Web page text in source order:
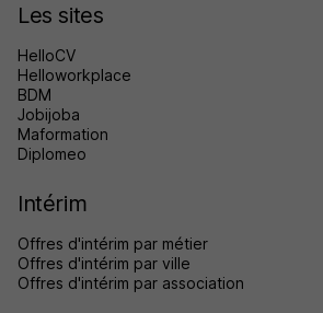
Les sites
HelloCV
Helloworkplace
BDM
Jobijoba
Maformation
Diplomeo
Intérim
Offres d'intérim par métier
Offres d'intérim par ville
Offres d'intérim par association